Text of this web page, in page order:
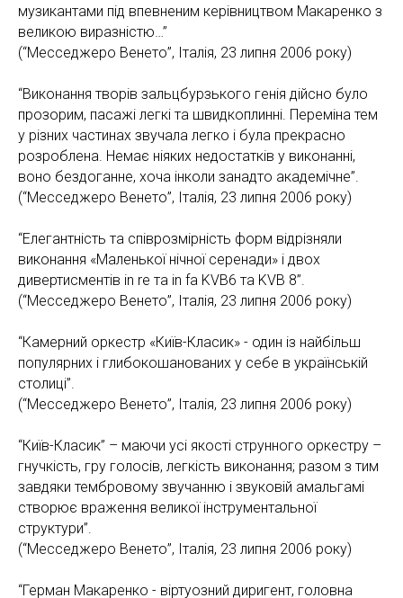
музикантами під впевненим керівництвом Макаренко з
великою виразністю…”
(“Месседжеро Венето”, Італія, 23 липня 2006 року)
“Виконання творів зальцбурзького генія дійсно було
прозорим, пасажі легкі та швидкоплинні. Переміна тем
у різних частинах звучала легко і була прекрасно
розроблена. Немає ніяких недостатків у виконанні,
воно бездоганне, хоча інколи занадто академічне”.
(“Месседжеро Венето”, Італія, 23 липня 2006 року)
“Елегантність та співрозмірність форм відрізняли
виконання «Маленької нічної серенади» і двох
дивертисментів in re та in fa KVB6 та KVB 8”.
(“Месседжеро Венето”, Італія, 23 липня 2006 року)
“Камерний оркестр «Київ-Класик» - один із найбільш
популярних і глибокошанованих у себе в українській
столиці”.
(“Месседжеро Венето”, Італія, 23 липня 2006 року)
“Київ-Класик” – маючи усі якості струнного оркестру –
гнучкість, гру голосів, легкість виконання; разом з тим
завдяки тембровому звучанню і звуковій амальгамі
створює враження великої інструментальної
структури”.
(“Месседжеро Венето”, Італія, 23 липня 2006 року)
“Герман Макаренко - віртуозний диригент, головна